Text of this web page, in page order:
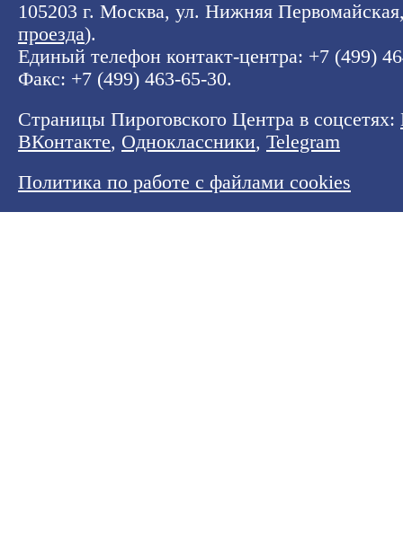
105203 г. Москва, ул. Нижняя
проезда).
Единый телефон контакт-центра: +7 (499)
Факс: +7 (499) 463-65-30.
Страницы Пироговского Центра в соцсетях:
ВКонтакте, Одноклассники, Telegram
Политика по работе с файлами cookies